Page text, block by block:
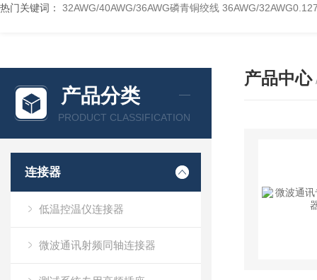
热门关键词： 32AWG/40AWG/36AWG磷青铜绞线 36AWG/
产品分类
PRODUCT CLASSIFICATION
连接器
低温控温仪连接器
微波通讯射频同轴连接器
产品中心